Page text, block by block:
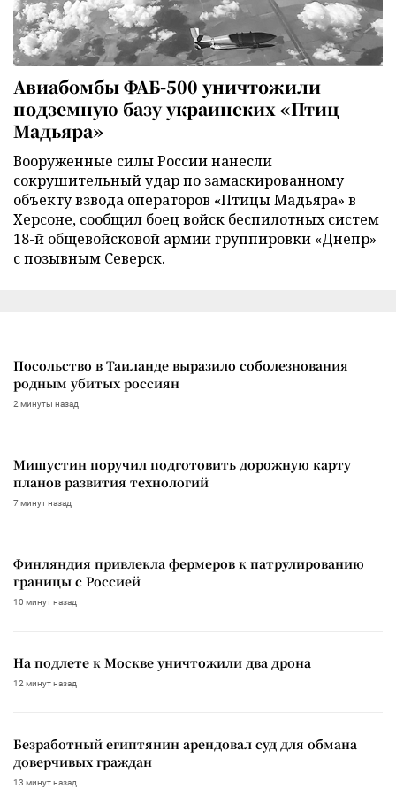
Авиабомбы ФАБ-500 уничтожили
подземную базу украинских «Птиц
Мадьяра»
Вооруженные силы России нанесли
сокрушительный удар по замаскированному
объекту взвода операторов «Птицы Мадьяра» в
Херсоне, сообщил боец войск беспилотных систем
18-й общевойсковой армии группировки «Днепр»
с позывным Северск.
Посольство в Таиланде выразило соболезнования
родным убитых россиян
2 минуты назад
Мишустин поручил подготовить дорожную карту
планов развития технологий
7 минут назад
Финляндия привлекла фермеров к патрулированию
границы с Россией
10 минут назад
На подлете к Москве уничтожили два дрона
12 минут назад
Безработный египтянин арендовал суд для обмана
доверчивых граждан
13 минут назад